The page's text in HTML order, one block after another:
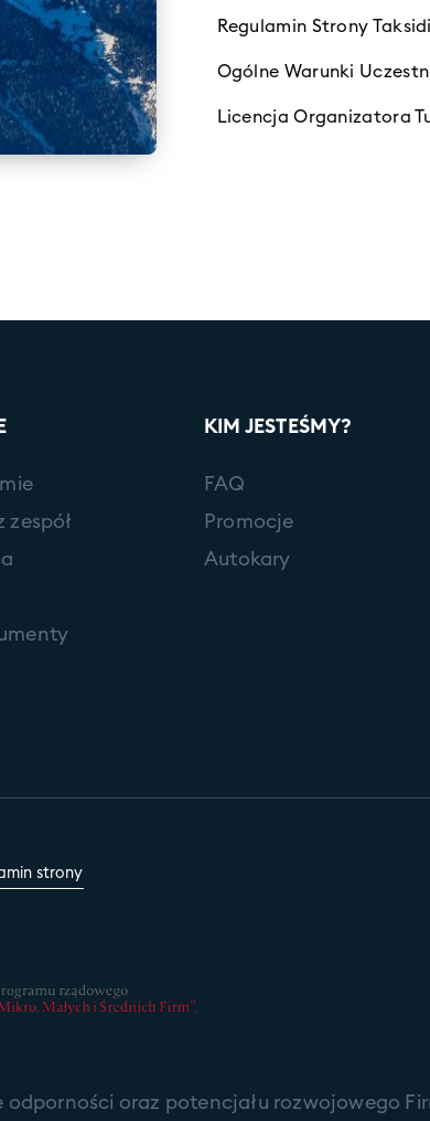
Regulamin Strony Taksidi
Ogólne Warunki
Licencja Organizatora
zespół
KIM JESTEŚMY?
FAQ
Promocje
Autokary
strony
odporności oraz potencjału rozwojowego